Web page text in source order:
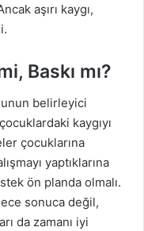
aşırı kaygı,
Baskı mı?
belirleyici
kaygıyı
çocuklarına
yaptıklarına
ön planda olmalı.
sonuca değil,
da zamanı iyi